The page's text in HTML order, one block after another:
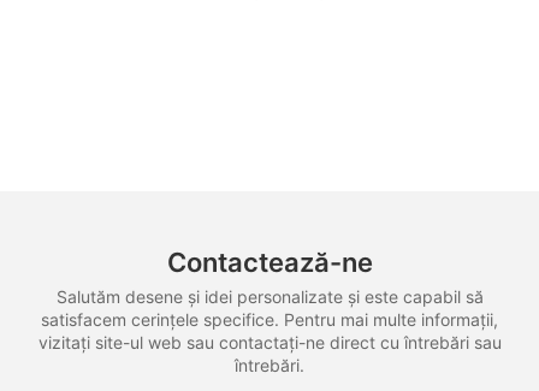
Contactează-ne
Salutăm desene și idei personalizate și este capabil să
satisfacem cerințele specifice. Pentru mai multe informații,
vizitați site-ul web sau contactați-ne direct cu întrebări sau
întrebări.